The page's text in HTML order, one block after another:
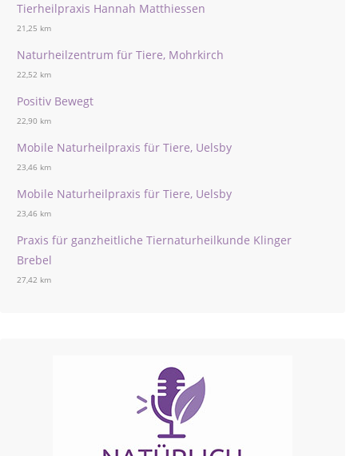
Tierheilpraxis Hannah Matthiessen
21,25 km
Naturheilzentrum für Tiere, Mohrkirch
22,52 km
Positiv Bewegt
22,90 km
Mobile Naturheilpraxis für Tiere, Uelsby
23,46 km
Mobile Naturheilpraxis für Tiere, Uelsby
23,46 km
Praxis für ganzheitliche Tiernaturheilkunde Klinger
Brebel
27,42 km